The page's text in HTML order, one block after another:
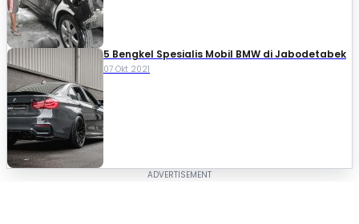
5 Bengkel Spesialis Mobil BMW di Jabodetabek
07 Okt 2021